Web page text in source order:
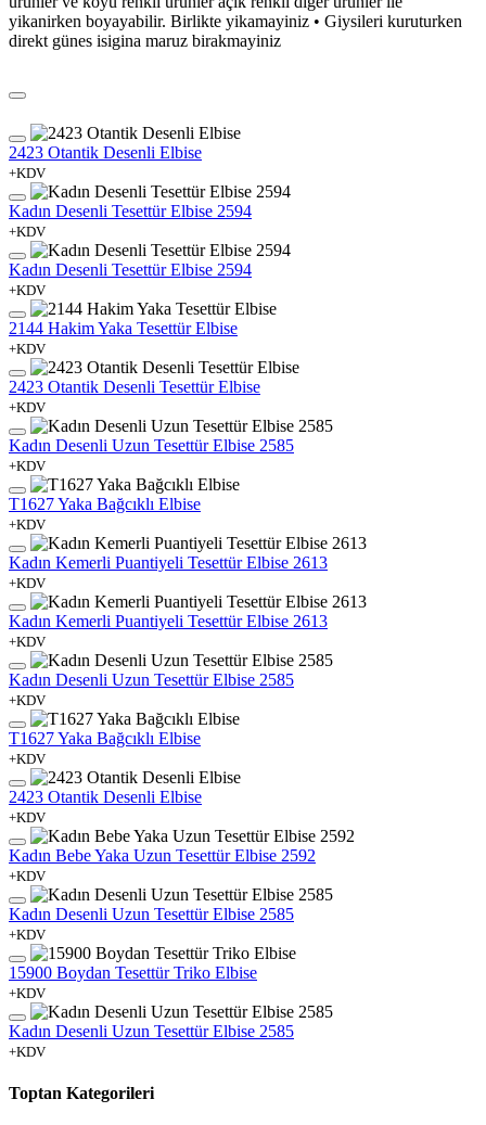
yikanirken boyayabilir. Birlikte yikamayiniz • Giysileri kuruturken
direkt günes isigina maruz birakmayiniz
2423 Otantik Desenli Elbise
+KDV
Kadın Desenli Tesettür Elbise 2594
+KDV
Kadın Desenli Tesettür Elbise 2594
+KDV
2144 Hakim Yaka Tesettür Elbise
+KDV
2423 Otantik Desenli Tesettür Elbise
+KDV
Kadın Desenli Uzun Tesettür Elbise 2585
+KDV
T1627 Yaka Bağcıklı Elbise
+KDV
Kadın Kemerli Puantiyeli Tesettür Elbise 2613
+KDV
Kadın Kemerli Puantiyeli Tesettür Elbise 2613
+KDV
Kadın Desenli Uzun Tesettür Elbise 2585
+KDV
T1627 Yaka Bağcıklı Elbise
+KDV
2423 Otantik Desenli Elbise
+KDV
Kadın Bebe Yaka Uzun Tesettür Elbise 2592
+KDV
Kadın Desenli Uzun Tesettür Elbise 2585
+KDV
15900 Boydan Tesettür Triko Elbise
+KDV
Kadın Desenli Uzun Tesettür Elbise 2585
+KDV
Toptan Kategorileri